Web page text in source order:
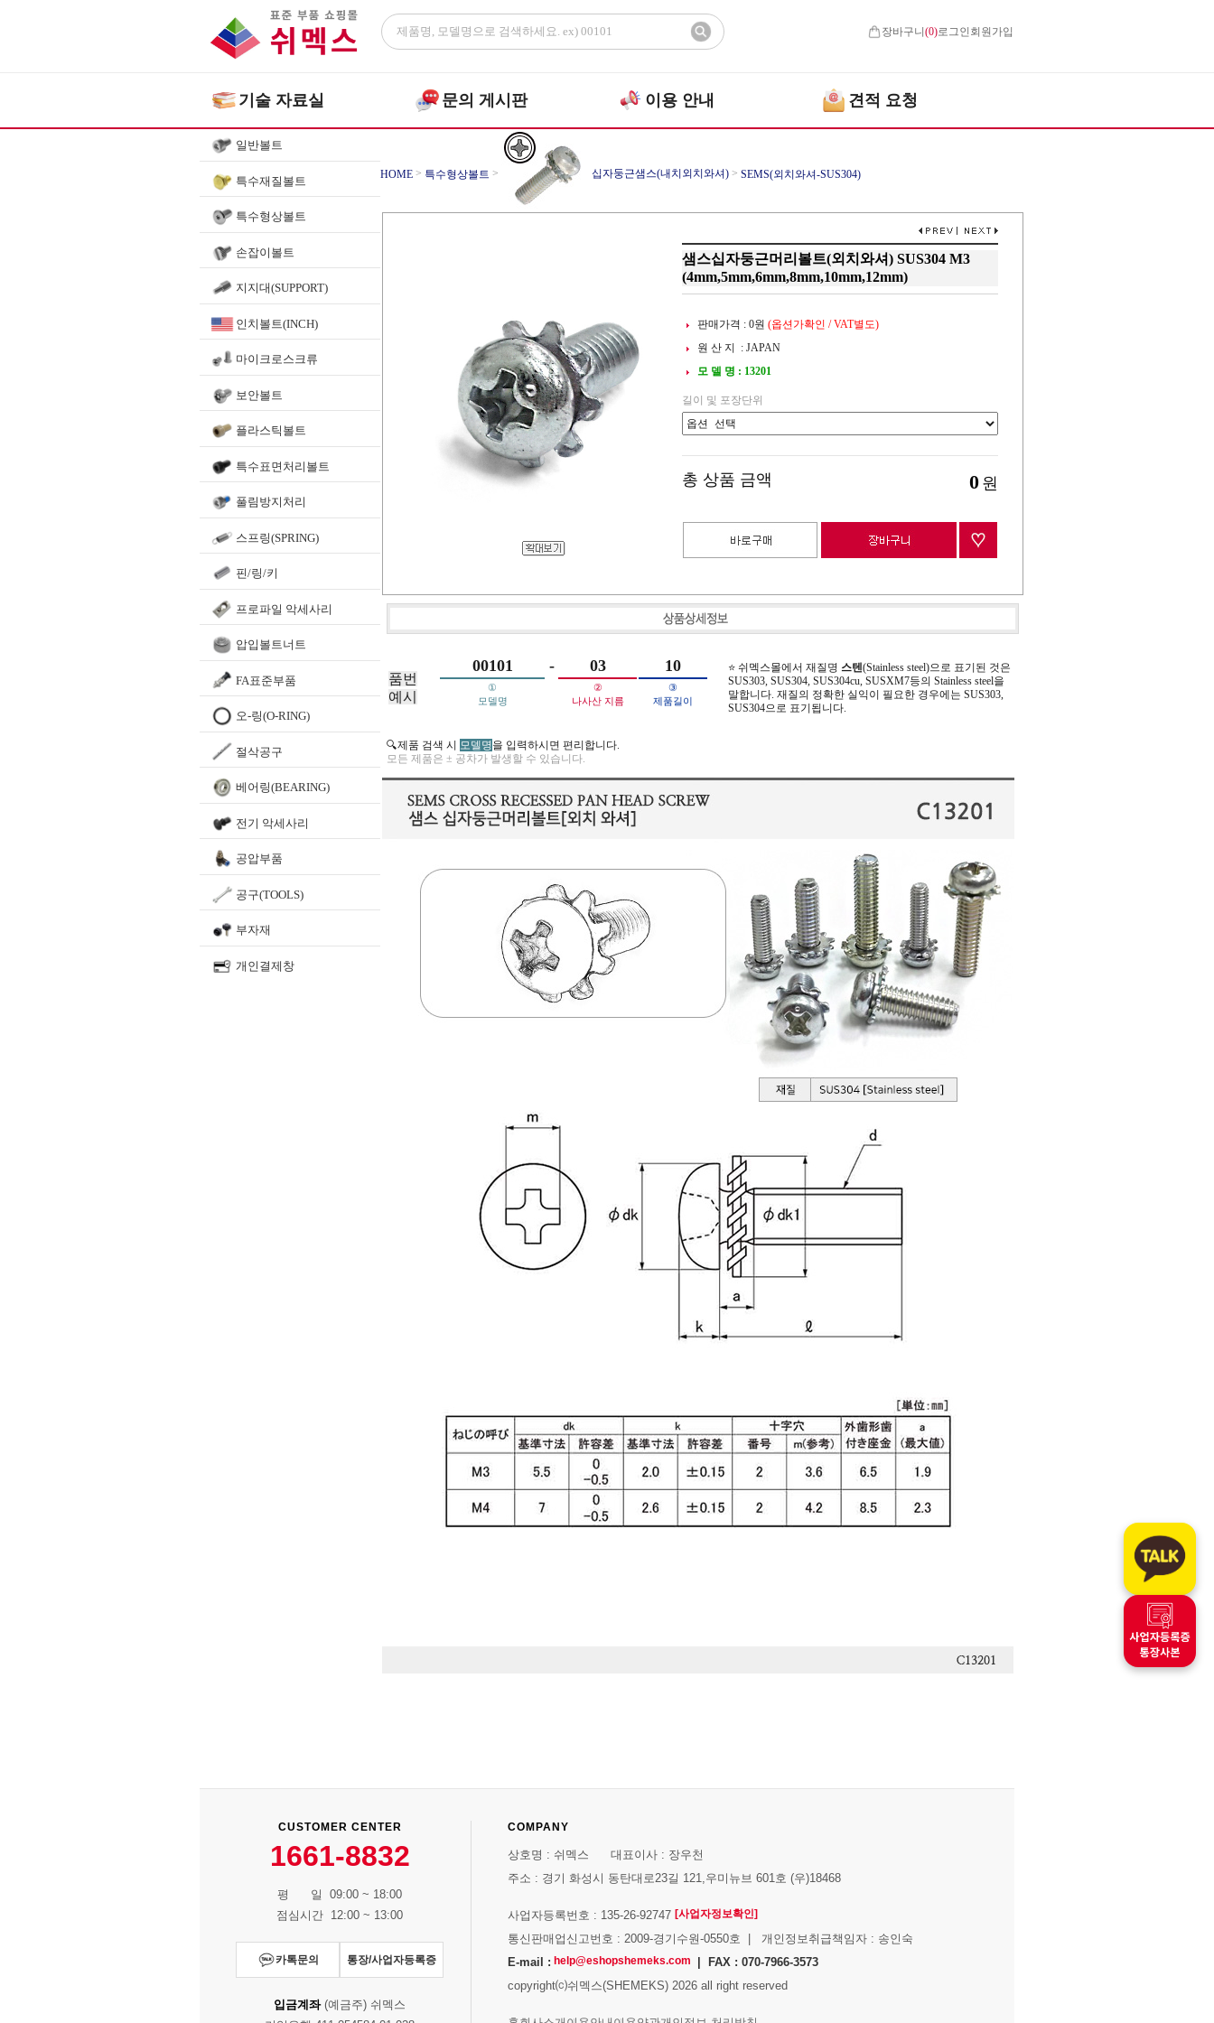
장바구니(0)로그인 회원가입
기술 자료실 문의 게시판 이용 안내 견적 요청
일반볼트
특수재질볼트
특수형상볼트
손잡이볼트
지지대(SUPPORT)
인치볼트(INCH)
마이크로스크류
보안볼트
플라스틱볼트
특수표면처리볼트
풀림방지처리
스프링(SPRING)
핀/링/키
프로파일 악세사리
압입볼트너트
FA표준부품
오-링(O-RING)
절삭공구
베어링(BEARING)
전기 악세사리
공압부품
공구(TOOLS)
부자재
개인결제창
HOME > 특수형상볼트 > 십자둥근샘스(내치외치와셔) > SEMS(외치와셔-SUS304)
샘스십자둥근머리볼트(외치와셔) SUS304 M3
(4mm,5mm,6mm,8mm,10mm,12mm)
판매가격 : 0원 (옵션가확인 / VAT별도)
원 산 지 : JAPAN
모 델 명 : 13201
길이 및 포장단위
총 상품 금액 0 원
품번
예시
00101 - 03 10
①
모델명
②
나사산 지름
③
제품길이
⭐ 쉬멕스몰에서 재질명 스텐(Stainless steel)으로 표기된 것은
SUS303, SUS304, SUS304cu, SUSXM7등의 Stainless steel을
말합니다. 재질의 정확한 실익이 필요한 경우에는 SUS303,
SUS304으로 표기됩니다.
🔍제품 검색 시 모델명을 입력하시면 편리합니다.
모든 제품은 ± 공차가 발생할 수 있습니다.
CUSTOMER CENTER
1661-8832
평 일 09:00 ~ 18:00
점심시간 12:00 ~ 13:00
카톡문의 통장/사업자등록증
입금계좌(예금주) 쉬멕스
COMPANY
상호명 : 쉬멕스 대표이사 : 장우천
주소 : 경기 화성시 동탄대로23길 121,우미뉴브 601호 (우)18468
사업자등록번호 : 135-26-92747 [사업자정보확인]
통신판매업신고번호 : 2009-경기수원-0550호 | 개인정보취급책임자 : 송인숙
E-mail : help@eshopshemeks.com
| FAX : 070-7966-3573
copyright⒞쉬멕스(SHEMEKS) 2026 all right reserved